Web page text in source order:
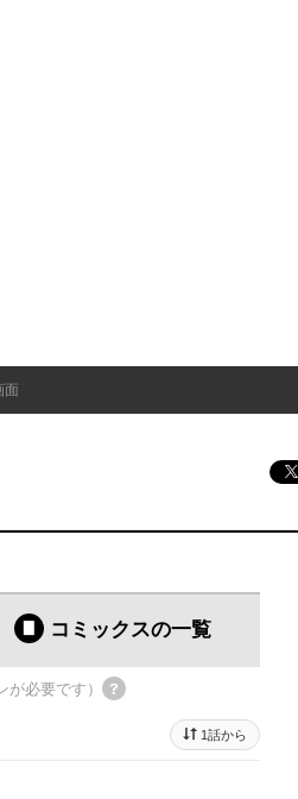
面
コミックスの一覧
が必要です）
1話から